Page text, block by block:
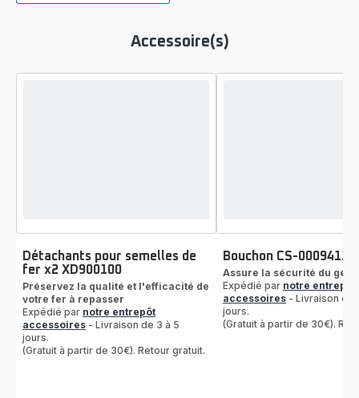
Accessoire(s)
Détachants pour semelles de
fer x2 XD900100
Préservez la qualité et l'efficacité de
votre fer à repasser
Expédié par notre entrepôt
accessoires - Livraison de 3 à 5
jours.
(Gratuit à partir de 30€). Retour gratuit.
Bouchon CS-00094114
Assure la sécurité du
Expédié par notre entrepôt
accessoires - Livraison de
jours.
(Gratuit à partir de 30€).